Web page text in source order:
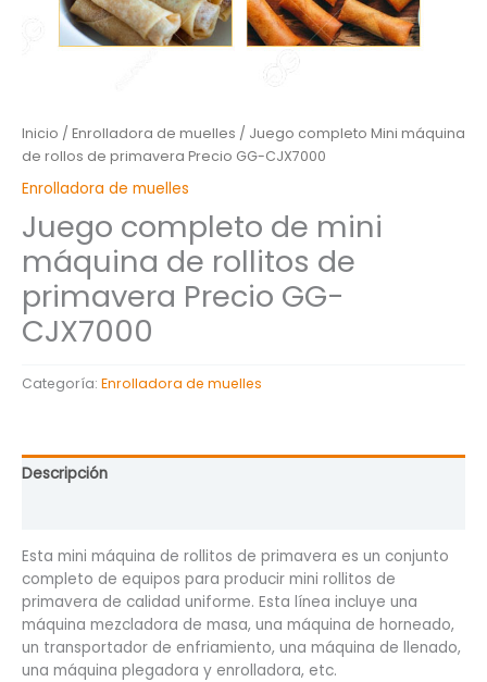
Inicio / Enrolladora de muelles / Juego completo Mini máquina
de rollos de primavera Precio GG-CJX7000
Enrolladora de muelles
Juego completo de mini
máquina de rollitos de
primavera Precio GG-
CJX7000
Categoría: Enrolladora de muelles
Descripción
Esta mini máquina de rollitos de primavera es un conjunto
completo de equipos para producir mini rollitos de
primavera de calidad uniforme. Esta línea incluye una
máquina mezcladora de masa, una máquina de horneado,
un transportador de enfriamiento, una máquina de llenado,
una máquina plegadora y enrolladora, etc.